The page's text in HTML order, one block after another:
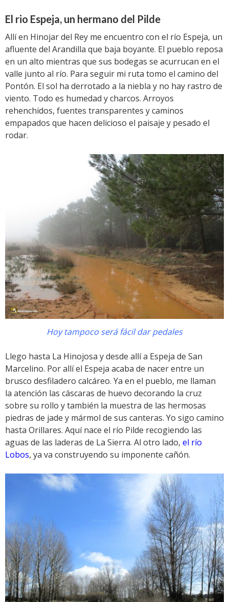
El rio Espeja, un hermano del Pilde
Allí en Hinojar del Rey me encuentro con el río Espeja, un
afluente del Arandilla que baja boyante. El pueblo reposa
en un alto mientras que sus bodegas se acurrucan en el
valle junto al río. Para seguir mi ruta tomo el camino del
Pontón. El sol ha derrotado a la niebla y no hay rastro de
viento. Todo es humedad y charcos. Arroyos
rehenchidos, fuentes transparentes y caminos
empapados que hacen delicioso el paisaje y pesado el
rodar.
Hoy tampoco será fácil dar pedales
Llego hasta La Hinojosa y desde allí a Espeja de San
Marcelino. Por allí el Espeja acaba de nacer entre un
brusco desfiladero calcáreo. Ya en el pueblo, me llaman
la atención las cáscaras de huevo decorando la cruz
sobre su rollo y también la muestra de las hermosas
piedras de jade y mármol de sus canteras. Yo sigo camino
hasta Orillares. Aquí nace el río Pilde recogiendo las
aguas de las laderas de La Sierra. Al otro lado, el río
Lobos, ya va construyendo su imponente cañón.